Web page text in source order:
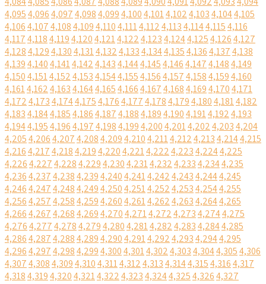
4,0954,0964,0974,0984,0994,1004,1014,1024,1034,1044,105
4,1064,1074,1084,1094,1104,1114,1124,1134,1144,1154,116
4,1174,1184,1194,1204,1214,1224,1234,1244,1254,1264,127
4,1284,1294,1304,1314,1324,1334,1344,1354,1364,1374,138
4,1394,1404,1414,1424,1434,1444,1454,1464,1474,1484,149
4,1504,1514,1524,1534,1544,1554,1564,1574,1584,1594,160
4,1614,1624,1634,1644,1654,1664,1674,1684,1694,1704,171
4,1724,1734,1744,1754,1764,1774,1784,1794,1804,1814,182
4,1834,1844,1854,1864,1874,1884,1894,1904,1914,1924,193
4,1944,1954,1964,1974,1984,1994,2004,2014,2024,2034,204
4,2054,2064,2074,2084,2094,2104,2114,2124,2134,2144,215
4,2164,2174,2184,2194,2204,2214,2224,2234,2244,225
4,2264,2274,2284,2294,2304,2314,2324,2334,2344,235
4,2364,2374,2384,2394,2404,2414,2424,2434,2444,245
4,2464,2474,2484,2494,2504,2514,2524,2534,2544,255
4,2564,2574,2584,2594,2604,2614,2624,2634,2644,265
4,2664,2674,2684,2694,2704,2714,2724,2734,2744,275
4,2764,2774,2784,2794,2804,2814,2824,2834,2844,285
4,2864,2874,2884,2894,2904,2914,2924,2934,2944,295
4,2964,2974,2984,2994,3004,3014,3024,3034,3044,3054,306
4,3074,3084,3094,3104,3114,3124,3134,3144,3154,3164,317
4,3184,3194,3204,3214,3224,3234,3244,3254,3264,327